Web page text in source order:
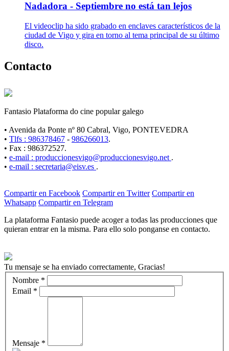
Nadadora - Septiembre no está tan lejos
El videoclip ha sido grabado en enclaves característicos de la
ciudad de Vigo y gira en torno al tema principal de su último
disco.
Contacto
Fantasio Plataforma do cine popular galego
• Avenida da Ponte nº 80 Cabral, Vigo, PONTEVEDRA
• Tlfs : 986378467 - 986266013.
• Fax : 986372527.
• e-mail : produccionesvigo@produccionesvigo.net .
• e-mail : secretaria@eisv.es .
Compartir en Facebook Compartir en Twitter Compartir en
Whatsapp Compartir en Telegram
La plataforma Fantasio puede acoger a todas las producciones que
quieran entrar en la misma. Para ello solo ponganse en contacto.
Tu mensaje se ha enviado correctamente, Gracias!
Nombre *
Email *
Mensaje *